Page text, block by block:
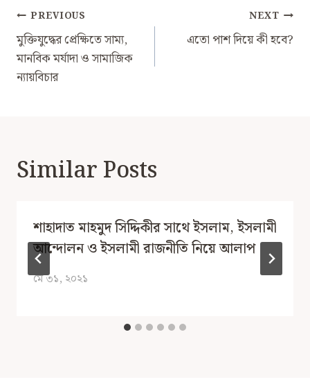
Post
Navigation
PREVIOUS
মুক্তিযুদ্ধের প্রেক্ষিতে সাম্য,
মানবিক মর্যাদা ও সামাজিক
ন্যায়বিচার
NEXT
এতো পাশ দিয়ে কী হবে?
Similar Posts
শাহাদাত মাহমুদ সিদ্দিকীর সাথে ইসলাম, ইসলামী
আন্দোলন ও ইসলামী রাজনীতি নিয়ে আলাপ
মে ৩১, ২০২১